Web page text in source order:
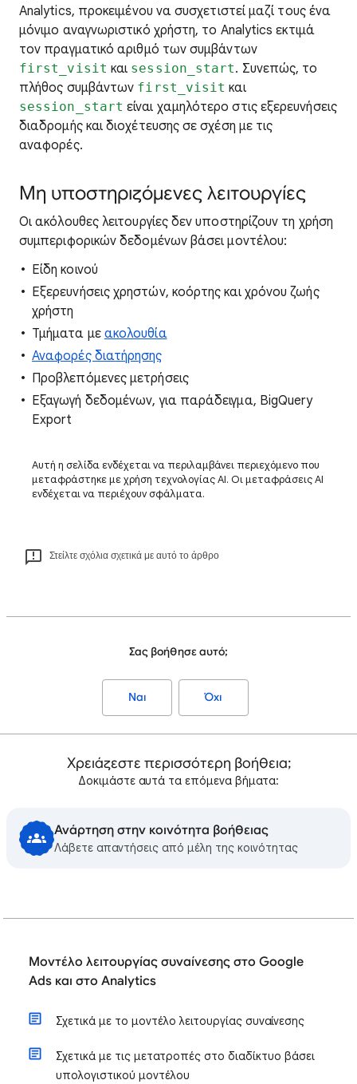
Analytics, προκειμένου να συσχετιστεί μαζί τους ένα
μόνιμο αναγνωριστικό χρήστη, το Analytics εκτιμά
τον πραγματικό αριθμό των συμβάντων
first_visit και session_start. Συνεπώς, το
πλήθος συμβάντων first_visit και
session_start είναι χαμηλότερο στις εξερευνήσεις
διαδρομής και διοχέτευσης σε σχέση με τις
αναφορές.
Μη υποστηριζόμενες λειτουργίες
Οι ακόλουθες λειτουργίες δεν υποστηρίζουν τη χρήση
συμπεριφορικών δεδομένων βάσει μοντέλου:
Είδη κοινού
Εξερευνήσεις χρηστών, κοόρτης και χρόνου ζωής
χρήστη
Τμήματα με ακολουθία
Αναφορές διατήρησης
Προβλεπόμενες μετρήσεις
Εξαγωγή δεδομένων, για παράδειγμα, BigQuery
Export
Αυτή η σελίδα ενδέχεται να περιλαμβάνει περιεχόμενο που
μεταφράστηκε με χρήση τεχνολογίας AI. Οι μεταφράσεις AI
ενδέχεται να περιέχουν σφάλματα.
Στείλτε σχόλια σχετικά με αυτό το άρθρο
Σας βοήθησε αυτό;
Ναι Όχι
Χρειάζεστε περισσότερη βοήθεια;
Δοκιμάστε αυτά τα επόμενα βήματα:
Ανάρτηση στην κοινότητα βοήθειας
Λάβετε απαντήσεις από μέλη της κοινότητας
Μοντέλο λειτουργίας συναίνεσης στο Google
Ads και στο Analytics
Σχετικά με το μοντέλο λειτουργίας συναίνεσης
Σχετικά με τις μετατροπές στο διαδίκτυο βάσει
υπολογιστικού μοντέλου